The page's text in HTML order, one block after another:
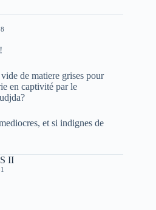
de matiere grises pour
en captivité par le
et si indignes de
II